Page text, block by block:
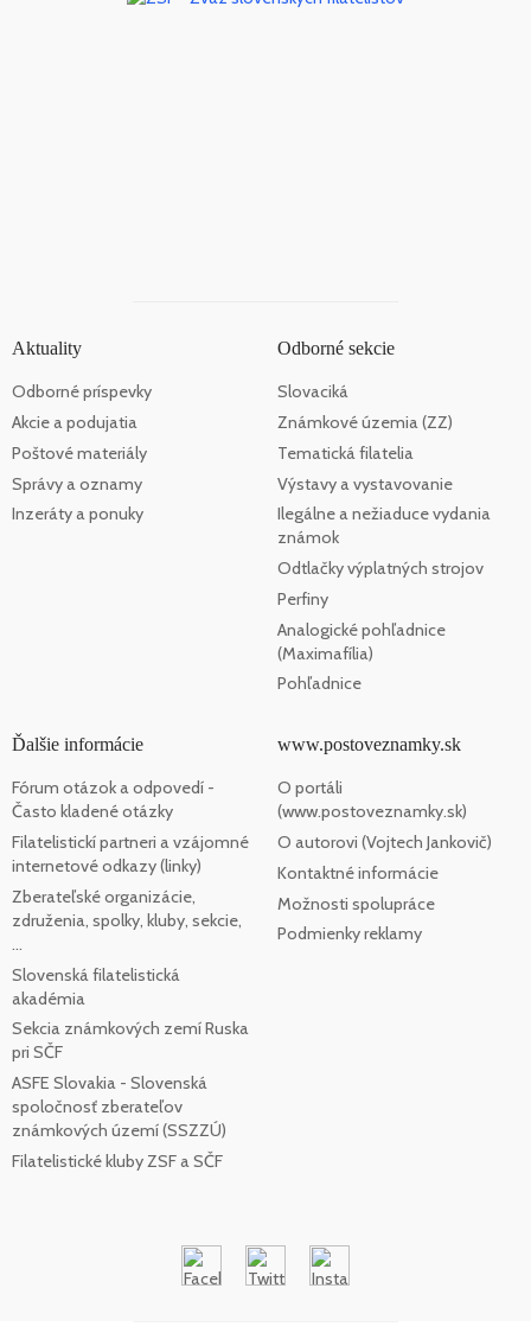
Aktuality
Odborné príspevky
Akcie a podujatia
Poštové materiály
Správy a oznamy
Inzeráty a ponuky
Odborné sekcie
Slovaciká
Známkové územia (ZZ)
Tematická filatelia
Výstavy a vystavovanie
Ilegálne a nežiaduce vydania
známok
Odtlačky výplatných strojov
Perfiny
Analogické pohľadnice
(Maximafília)
Pohľadnice
Ďalšie informácie
Fórum otázok a odpovedí -
Často kladené otázky
Filatelistickí partneri a vzájomné
internetové odkazy (linky)
Zberateľské organizácie,
združenia, spolky, kluby, sekcie,
...
Slovenská filatelistická
akadémia
Sekcia známkových zemí Ruska
pri SČF
ASFE Slovakia - Slovenská
spoločnosť zberateľov
známkových území (SSZZÚ)
Filatelistické kluby ZSF a SČF
www.postoveznamky.sk
O portáli
(www.postoveznamky.sk)
O autorovi (Vojtech Jankovič)
Kontaktné informácie
Možnosti spolupráce
Podmienky reklamy